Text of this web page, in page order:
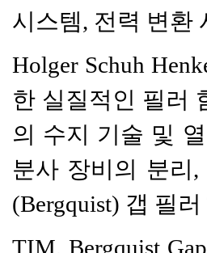
시스템, 전력 변환
Holger Schuh
한 실질적인 필러
의 수지 기술 및
분사 장비의 분리
(Bergquist) 갭 필
TIM, Bergquist